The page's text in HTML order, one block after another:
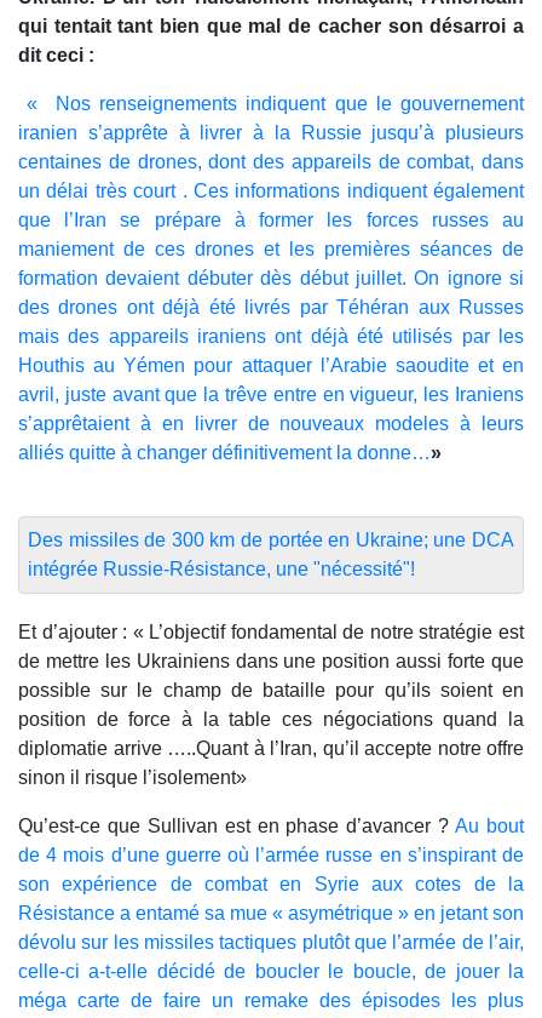
qui tentait tant bien que mal de cacher son désarroi a
dit ceci :
« Nos renseignements indiquent que le gouvernement
iranien s’apprête à livrer à la Russie jusqu’à plusieurs
centaines de drones, dont des appareils de combat, dans
un délai très court . Ces informations indiquent également
que l’Iran se prépare à former les forces russes au
maniement de ces drones et les premières séances de
formation devaient débuter dès début juillet. On ignore si
des drones ont déjà été livrés par Téhéran aux Russes
mais des appareils iraniens ont déjà été utilisés par les
Houthis au Yémen pour attaquer l’Arabie saoudite et en
avril, juste avant que la trêve entre en vigueur, les Iraniens
s’apprêtaient à en livrer de nouveaux modeles à leurs
alliés quitte à changer définitivement la donne…»
Des missiles de 300 km de portée en Ukraine; une DCA
intégrée Russie-Résistance, une "nécessité"!
Et d’ajouter : « L’objectif fondamental de notre stratégie est
de mettre les Ukrainiens dans une position aussi forte que
possible sur le champ de bataille pour qu’ils soient en
position de force à la table ces négociations quand la
diplomatie arrive …..Quant à l’Iran, qu’il accepte notre offre
sinon il risque l’isolement»
Qu’est-ce que Sullivan est en phase d’avancer ?Au bout
de 4 mois d’une guerre où l’armée russe en s’inspirant de
son expérience de combat en Syrie aux cotes de la
Résistance a entamé sa mue « asymétrique » en jetant son
dévolu sur les missiles tactiques plutôt que l’armée de l’air,
celle-ci a-t-elle décidé de boucler le boucle, de jouer la
méga carte de faire un remake des épisodes les plus